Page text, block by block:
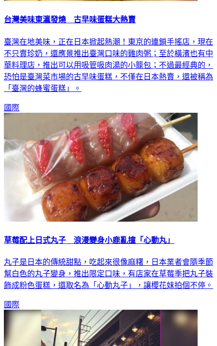
台灣美味東瀛發燒 古早味蛋糕大熱賣
臺灣在地美味，正在日本掀起熱潮！東京的連鎖手搖店，現在
不只賣珍奶，還應景推出臺灣口味的雞肉粥；至於橫濱也有中
華料理店，推出可以用吸管吸肉湯的小籠包；不過最經典的，
恐怕是臺灣菜市場的古早味蛋糕，不僅在日本熱賣，還被稱為
「臺灣的蜂蜜蛋糕」。
國際
草莓配上日式丸子 浪漫變身小鹿亂撞「心動丸」
丸子是日本的傳統甜點，吃起來很像麻糬，日本業者會隨季節
幫白色的丸子變身，推出限定口味，有店家在草莓季把丸子裝
飾成粉色蛋糕，還取名為「心動丸子」，讓櫻花妹拍個不停。
國際